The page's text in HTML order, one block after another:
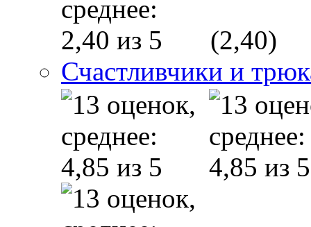
(2,40)
Счастливчики и